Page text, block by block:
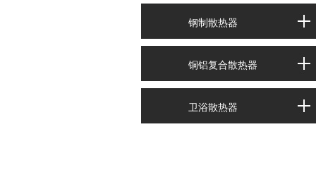
钢制散热器
铜铝复合散热器
卫浴散热器